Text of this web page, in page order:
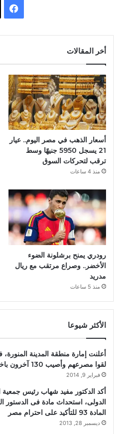
و
ك
أخر المقالات
أسعار الذهب في مصر اليوم.. عيار
21 يسجل 5950 جنيهًا وسط
ترقب لتحركات السوق
منذ 4 ساعات
رودري يمنح برشلونة الضوء
الأخضر.. وصراع مرتقب مع ريال
مدريد
منذ 5 ساعات
الأكثر شيوعا
لقوا مصرعهم وأصيب 130 آخرون باختناقات إثر
فبراير 9, 2014
أكد الدكتور مفيد شهاب رئيس جمعية
الدولى، استحداث مادة فى الدستور
المادة 93 للتأكيد على احترام مصر
ديسمبر 28, 2013